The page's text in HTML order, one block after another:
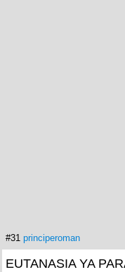
#31 principeroman
EUTANASIA YA